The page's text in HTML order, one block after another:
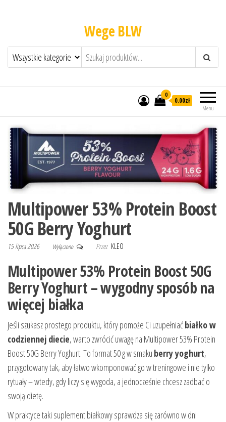
Wege BLW
Menu
0
0.00zł
Multipower 53% Protein Boost
50G Berry Yoghurt
15 lipca 2026 Wyłączono Przez KLEO
Multipower 53% Protein Boost 50G
Berry Yoghurt – wygodny sposób na
więcej białka
Jeśli szukasz prostego produktu, który pomoże Ci uzupełniaćbiałko w
codziennej diecie, warto zwrócić uwagę na Multipower 53% Protein
Boost 50G Berry Yoghurt. To format 50 g w smaku berry yoghurt,
przygotowany tak, aby łatwo wkomponować go w treningowe i nie tylko
rytuały – wtedy, gdy liczy się wygoda, a jednocześnie chcesz zadbać o
swoją dietę.
W praktyce taki suplement białkowy sprawdza się zarówno w dni